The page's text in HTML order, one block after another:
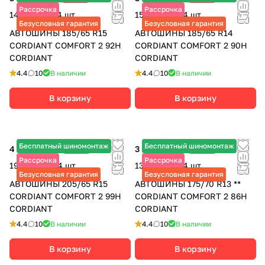
Рассрочка
Безусловная гарантия
14 920 ₽ за 4 шт.
АВТОШИНЫ 185/65 R15
CORDIANT COMFORT 2 92H
CORDIANT
4.4 10 В наличии
В корзину
Рассрочка
Безусловная гарантия
15 040 ₽ за 4 шт.
АВТОШИНЫ 185/65 R14
CORDIANT COMFORT 2 90H
CORDIANT
4.4 10 В наличии
В корзину
Бесплатный шиномонтаж
Рассрочка
Безусловная гарантия
4 750 ₽6 690 ₽ -29%
19 000 ₽ за 4 шт.
АВТОШИНЫ 205/65 R15
CORDIANT COMFORT 2 99H
CORDIANT
4.4 10 В наличии
В корзину
Бесплатный шиномонтаж
Рассрочка
Безусловная гарантия
3 250 ₽4 640 ₽ -30%
13 000 ₽ за 4 шт.
АВТОШИНЫ 175/70 R13 **
CORDIANT COMFORT 2 86H
CORDIANT
4.4 10 В наличии
В корзину